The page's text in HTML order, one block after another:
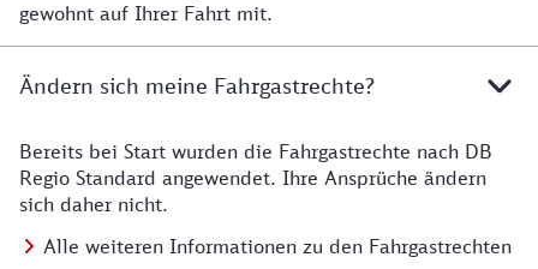
gewohnt auf Ihrer Fahrt mit.
Ändern sich meine Fahrgastrechte?
Details zu Fahrgastrechten
Bereits bei Start wurden die Fahrgastrechte nach DB
Regio Standard angewendet. Ihre Ansprüche ändern
sich daher nicht.
Alle weiteren Informationen zu den Fahrgastrechten